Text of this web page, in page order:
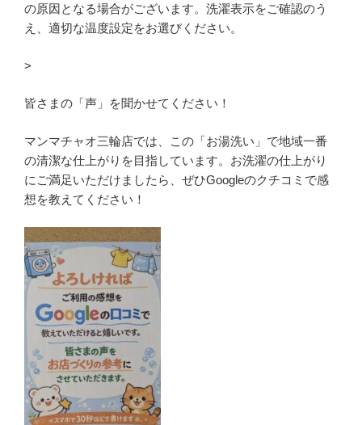
の原因となる場合がございます。洗濯表示をご確認のう
え、適切な温度設定をお選びください。
>
皆さまの「声」を聞かせてください！
マンマチャオ三輪店では、この「お湯洗い」で地域一番
の清潔な仕上がりを目指しています。お洗濯の仕上がり
にご満足いただけましたら、ぜひGoogleのクチコミで感
想を教えてください！